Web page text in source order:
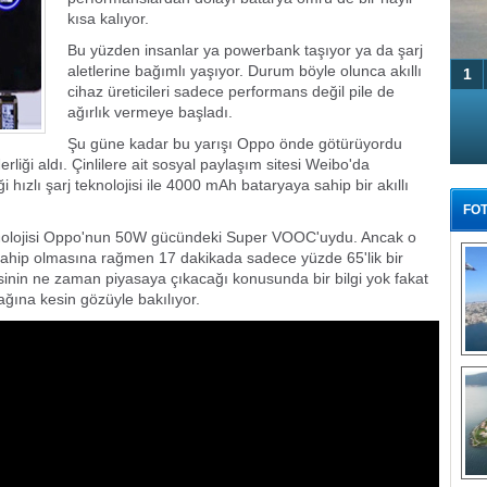
kısa kalıyor.
Bu yüzden insanlar ya powerbank taşıyor ya da şarj
aletlerine bağımlı yaşıyor. Durum böyle olunca akıllı
cihaz üreticileri sadece performans değil pile de
ağırlık vermeye başladı.
Şu güne kadar bu yarışı Oppo önde götürüyordu
aldı. Çinlilere ait sosyal paylaşım sitesi Weibo'da
şarj teknolojisi ile 4000 mAh bataryaya sahip bir akıllı
Oppo'nun 50W gücündeki Super VOOC'uydu. Ancak o
olmasına rağmen 17 dakikada sadece yüzde 65'lik bir
ne zaman piyasaya çıkacağı konusunda bir bilgi yok fakat
kesin gözüyle bakılıyor.
Coupe
çıktı
Yarı Türk yarı Alman hafif ticari
satışa çıktı
1